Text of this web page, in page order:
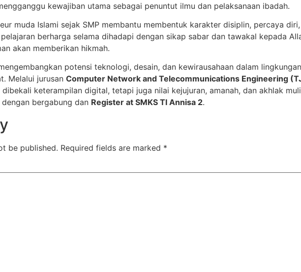
kewajiban utama sebagai penuntut ilmu dan pelaksanaan ibadah.
muda Islami sejak SMP membantu membentuk karakter disiplin, percaya
berharga selama dihadapi dengan sikap sabar dan tawakal kepada
akan memberikan hikmah.
potensi teknologi, desain, dan kewirausahaan dalam
Melalui jurusan Computer Network and Telecommunications Engineering
keterampilan digital, tetapi juga nilai kejujuran, amanah, dan akhlak
bergabung dan Register at SMKS TI Annisa 2.
be published. Required fields are marked *